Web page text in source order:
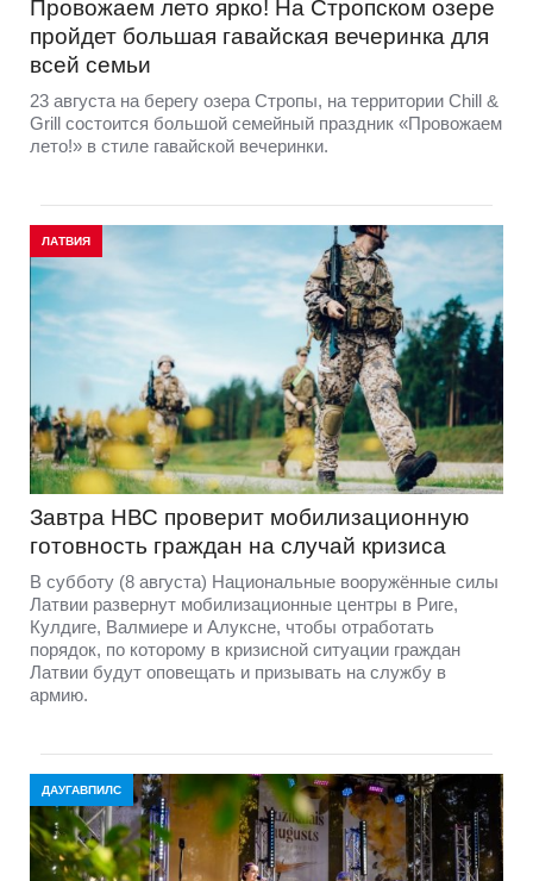
Провожаем лето ярко! На Стропском озере
пройдет большая гавайская вечеринка для
всей семьи
23 августа на берегу озера Стропы, на территории Chill &
Grill состоится большой семейный праздник «Провожаем
лето!» в стиле гавайской вечеринки.
ЛАТВИЯ
Завтра НВС проверит мобилизационную
готовность граждан на случай кризиса
В субботу (8 августа) Национальные вооружённые силы
Латвии развернут мобилизационные центры в Риге,
Кулдиге, Валмиере и Алуксне, чтобы отработать
порядок, по которому в кризисной ситуации граждан
Латвии будут оповещать и призывать на службу в
армию.
ДАУГАВПИЛС